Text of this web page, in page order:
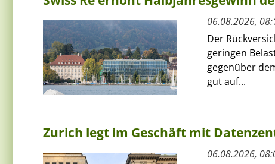
06.08.2026,
Der
geringen
gegenüber
gut auf...
Zurich legt im Geschäft mit
06.08.2026,